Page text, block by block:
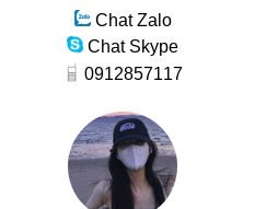
Chat Zalo
Chat Skype
0912857117